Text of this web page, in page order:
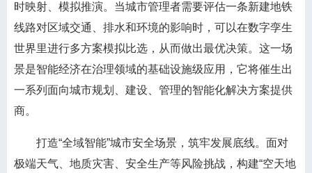
时映射、模拟推演。当城市管理者需要评估一条新建地铁
线路对区域交通、排水和环境的影响时，可以在数字孪生
世界里进行多方案模拟比选，从而做出最优决策。这一场
景是智能经济在治理领域的基础设施级应用，它将催生出
一系列面向城市规划、建设、管理的智能化解决方案提供
商。
打造“全域智能”城市安全场景，筑牢发展底线。面对
极端天气、地质灾害、安全生产等风险挑战，构建“空天地